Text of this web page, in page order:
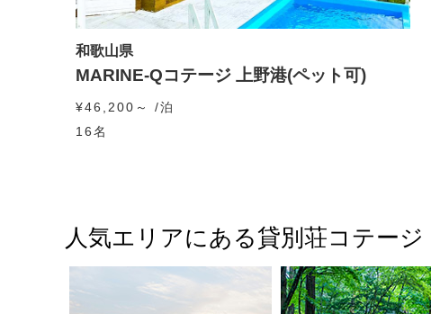
和歌山県
MARINE-Qコテージ 上野港(ペット可)
¥46,200～ /泊
16名
人気エリアにある貸別荘コテージ